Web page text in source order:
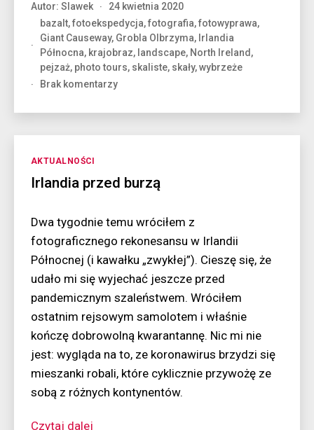
w
bazalt”
Autor: Slawek
24 kwietnia 2020
bazalt,fotoekspedycja,fotografia,fotowyprawa,
Giant Causeway, Grobla Olbrzyma, Irlandia
Północna, krajobraz, landscape, North Ireland ,
pejzaż, photo tours, skaliste, skały,wybrzeże
Brak komentarzydo
strzały
Kategorie
AKTUALNOŚCI
Irlandia przed burzą
Dwa tygodnie temu wróciłem z
fotograficznego rekonesansu w Irlandii
Północnej (i kawałku „zwykłej”). Cieszę się, że
udało mi się wyjechać jeszcze przed
pandemicznym szaleństwem. Wróciłem
ostatnim rejsowym samolotem i właśnie
kończę dobrowolną kwarantannę. Nic mi nie
jest: wygląda na to, ze koronawirus brzydzi się
mieszanki robali, które cyklicznie przywożę ze
sobą z różnych kontynentów.
Czytaj dalej